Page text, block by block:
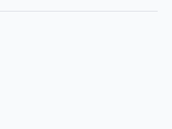
vila, vhodná